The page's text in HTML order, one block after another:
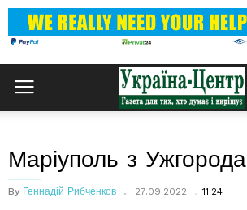
Маріуполь з Ужгорода
By Геннадій Рибченков 27.09.2022 11:24